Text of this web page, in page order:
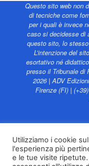
Questo sito web non
di tecniche come
per i quali è invece
caso si decidesse di
questo sito, lo
L’intenzione del
esortativo né
presso il Tribunale di
2026 | ADV
Firenze (FI) |
Vita
Utilizziamo i cookie
l'esperienza più
e le tue visite